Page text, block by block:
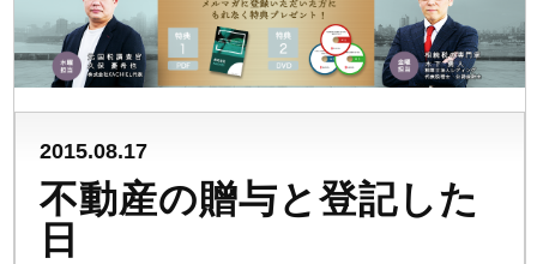
2015.08.17
不動産の贈与と登記した
日